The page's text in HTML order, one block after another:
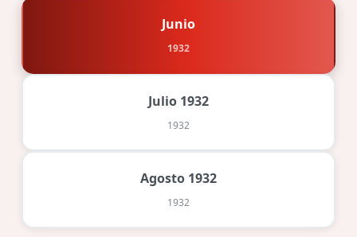
Junio
1932
Julio 1932
1932
Agosto 1932
1932